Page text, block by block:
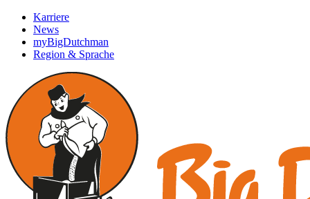
Karriere
News
myBigDutchman
Region & Sprache